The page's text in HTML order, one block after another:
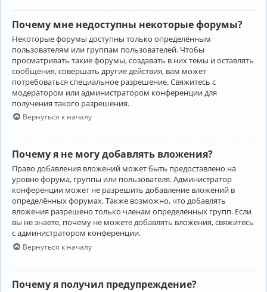
Почему мне недоступны некоторые форумы?
Некоторые форумы доступны только определённым
пользователям или группам пользователей. Чтобы
просматривать такие форумы, создавать в них темы и оставлять
сообщения, совершать другие действия, вам может
потребоваться специальное разрешение. Свяжитесь с
модератором или администратором конференции для
получения такого разрешения.
Вернуться к началу
Почему я не могу добавлять вложения?
Право добавления вложений может быть предоставлено на
уровне форума, группы или пользователя. Администратор
конференции может не разрешить добавление вложений в
определённых форумах. Также возможно, что добавлять
вложения разрешено только членам определённых групп. Если
вы не знаете, почему не можете добавлять вложения, свяжитесь
с администратором конференции.
Вернуться к началу
Почему я получил предупреждение?